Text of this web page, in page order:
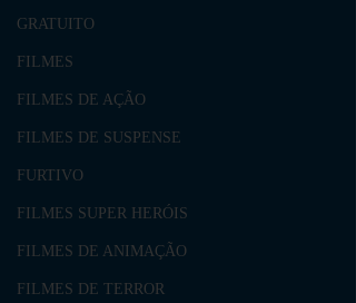
GRATUITO
FILMES
FILMES DE AÇÃO
FILMES DE SUSPENSE
FURTIVO
FILMES SUPER HERÓIS
FILMES DE ANIMAÇÃO
FILMES DE TERROR